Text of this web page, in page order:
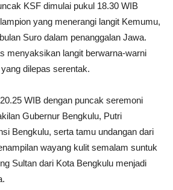
KSF dimulai pukul 18.30 WIB
yang menerangi langit Kemumu,
Suro dalam penanggalan Jawa.
menyaksikan langit berwarna-warni
dilepas serentak.
WIB dengan puncak seremoni
Gubernur Bengkulu, Putri
Bengkulu, serta tamu undangan dari
wayang kulit semalam suntuk
Sultan dari Kota Bengkulu menjadi